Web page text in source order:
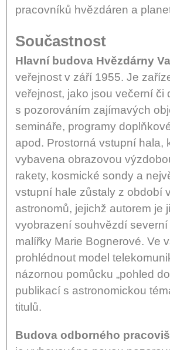
pracovníků hvězdáren a
Součastnost
Hlavní budova Hvězdárny
veřejnost v září 1955. Je
veřejnost, jako jsou večerní
s pozorováním zajímavých
semináře, programy
apod. Prostorná vstupní hala,
vybavena obrazovou
rakety, kosmické sondy a
vstupní hale zůstaly z období
astronomů, jejichž autorem je
vyobrazení souhvězdí
malířky Marie Bognerové. Ve
prohlédnout model
názornou pomůcku „pohled
publikací s astronomickou
titulů.
Budova odborného